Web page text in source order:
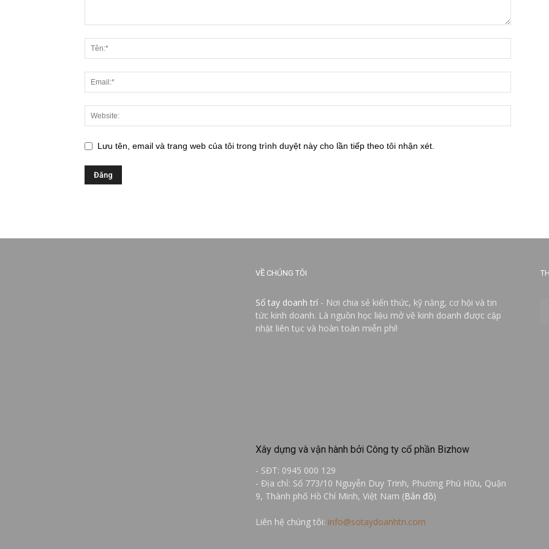
Lưu tên, email và trang web của tôi trong trình duyệt này cho lần tiếp theo tôi nhận xét.
VỀ CHÚNG TÔI
Sổ tay doanh trí - Nơi chia sẻ kiến thức, kỹ năng, cơ hội và tin
tức kinh doanh. Là nguồn học liệu mở về kinh doanh được cập
nhật liên tục và hoàn toàn miễn phí!
Xây dựng và vận hành bởi Công ty cổ phần Bizhow
- SĐT: 0945 000 129
- Địa chỉ: Số 773/10 Nguyễn Duy Trinh, Phường Phú Hữu, Quận
9, Thành phố Hồ Chí Minh, Việt Nam (Bản đồ)
Liên hệ chúng tôi: info@sotaydoanhtri.com